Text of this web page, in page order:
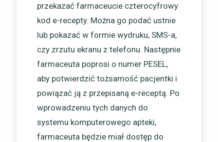
przekazać farmaceucie czterocyfrowy
kod e-recepty. Można go podać ustnie
lub pokazać w formie wydruku, SMS-a,
czy zrzutu ekranu z telefonu. Następnie
farmaceuta poprosi o numer PESEL,
aby potwierdzić tożsamość pacjentki i
powiązać ją z przepisaną e-receptą. Po
wprowadzeniu tych danych do
systemu komputerowego apteki,
farmaceuta będzie miał dostęp do